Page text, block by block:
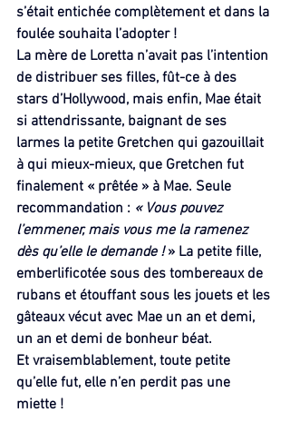
s’était entichée complètement et dans la
foulée souhaita l’adopter !
La mère de Loretta n’avait pas l’intention
de distribuer ses filles, fût-ce à des
stars d’Hollywood, mais enfin, Mae était
si attendrissante, baignant de ses
larmes la petite Gretchen qui gazouillait
à qui mieux-mieux, que Gretchen fut
finalement « prêtée » à Mae. Seule
recommandation : « Vous pouvez
l’emmener, mais vous me la ramenez
dès qu’elle le demande ! » La petite fille,
emberlificotée sous des tombereaux de
rubans et étouffant sous les jouets et les
gâteaux vécut avec Mae un an et demi,
un an et demi de bonheur béat.
Et vraisemblablement, toute petite
qu’elle fut, elle n’en perdit pas une
miette !